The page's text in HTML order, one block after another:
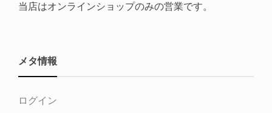
当店はオンラインショップのみの営業です。
メタ情報
ログイン